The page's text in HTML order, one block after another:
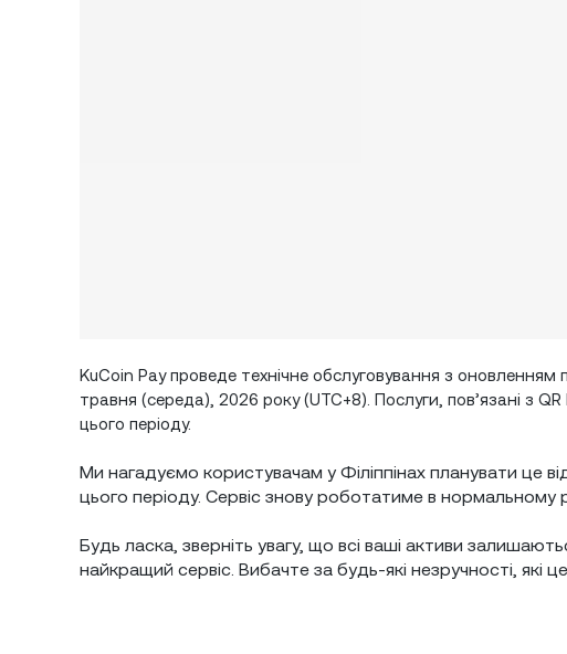
KuCoin Pay проведе технічне обслуговування з
травня (середа), 2026 року (UTC+8). Послуги, пов’язані з
цього періоду.
Ми нагадуємо користувачам у Філіппінах планувати це
цього періоду. Сервіс знову роботатиме в нормальному
Будь ласка, зверніть увагу, що всі ваші активи
найкращий сервіс. Вибачте за будь-які незручності, які